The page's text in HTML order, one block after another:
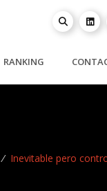
RANKING
/ Inevitable pero